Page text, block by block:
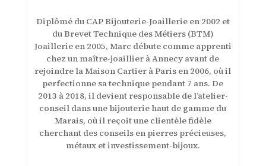
Diplômé du CAP Bijouterie-Joaillerie en 2002 et
du Brevet Technique des Métiers (BTM)
Joaillerie en 2005, Marc débute comme apprenti
chez un maître-joaillier à Annecy avant de
rejoindre la Maison Cartier à Paris en 2006, où il
perfectionne sa technique pendant 7 ans. De
2013 à 2018, il devient responsable de l’atelier-
conseil dans une bijouterie haut de gamme du
Marais, où il reçoit une clientèle fidèle
cherchant des conseils en pierres précieuses,
métaux et investissement-bijoux.